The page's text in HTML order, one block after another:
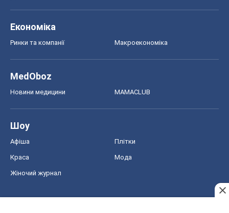
Економіка
Ринки та компанії Макроекономіка
MedOboz
Новини медицини MAMACLUB
Шоу
Афіша Плітки
Краса Мода
Жіночий журнал